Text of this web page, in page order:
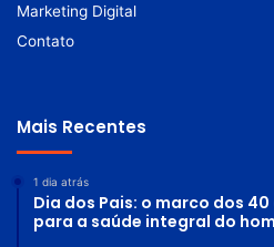
Marketing Digital
Contato
Mais Recentes
1 dia atrás
Dia dos Pais: o marco dos
para a saúde integral do